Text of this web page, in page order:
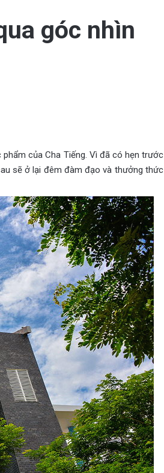
góc nhìn
của Cha Tiếng. Vì đã có hẹn trước
sẽ ở lại đêm đàm đạo và thưởng thức